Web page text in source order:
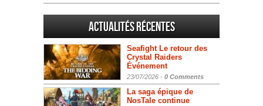
Actualités Récentes
Seafight Le retour des
Crystal Raiders
Événement
23/07/2026 - 0 Comments
La saga épique de
NosTale continue